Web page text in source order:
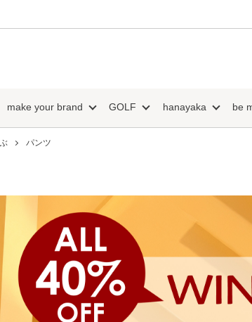
make your brand GOLF hanayaka be
パンツ